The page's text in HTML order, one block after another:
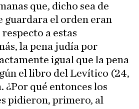
que, dicho sea de
guardara el orden eran
a estas
la pena judía por
igual que la pena
el libro del Levítico (24,
¿Por qué entonces los
pidieron, primero, al